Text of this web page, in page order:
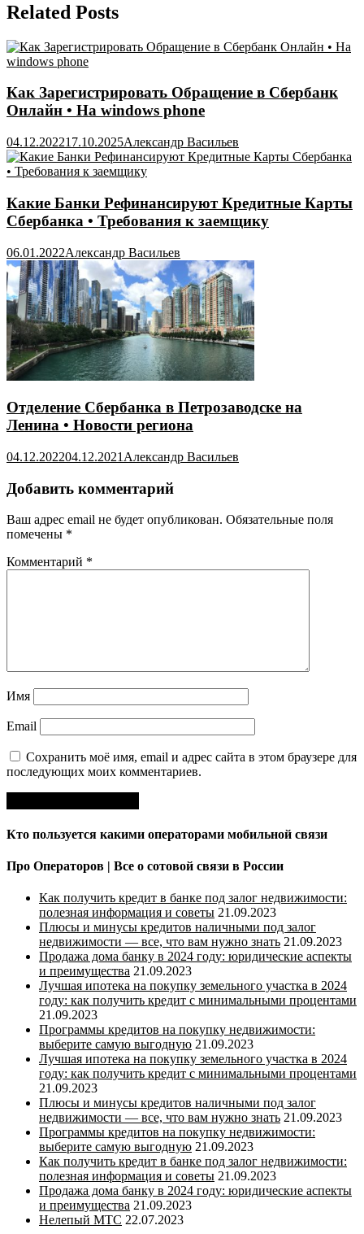
Related Posts
Как Зарегистрировать Обращение в Сбербанк
Онлайн • На windows phone
04.12.202217.10.2025Александр Васильев
Какие Банки Рефинансируют Кредитные Карты
Сбербанка • Требования к заемщику
06.01.2022Александр Васильев
Отделение Сбербанка в Петрозаводске на
Ленина • Новости региона
04.12.202204.12.2021 Александр Васильев
Добавить комментарий
Ваш адрес email не будет опубликован. Обязательные поля
помечены *
Комментарий *
Имя
Email
Сохранить моё имя, email и адрес сайта в этом браузере для
последующих моих комментариев.
Кто пользуется какими операторами мобильной связи
Про Операторов | Все о сотовой связи в России
Как получить кредит в банке под залог недвижимости:
полезная информация и советы 21.09.2023
Плюсы и минусы кредитов наличными под залог
недвижимости — все, что вам нужно знать 21.09.2023
Продажа дома банку в 2024 году: юридические аспекты
и преимущества 21.09.2023
Лучшая ипотека на покупку земельного участка в 2024
году: как получить кредит с минимальными процентами
21.09.2023
Программы кредитов на покупку недвижимости:
выберите самую выгодную 21.09.2023
Лучшая ипотека на покупку земельного участка в 2024
году: как получить кредит с минимальными процентами
21.09.2023
Плюсы и минусы кредитов наличными под залог
недвижимости — все, что вам нужно знать 21.09.2023
Программы кредитов на покупку недвижимости:
выберите самую выгодную 21.09.2023
Как получить кредит в банке под залог недвижимости:
полезная информация и советы 21.09.2023
Продажа дома банку в 2024 году: юридические аспекты
и преимущества 21.09.2023
Нелепый МТС 22.07.2023